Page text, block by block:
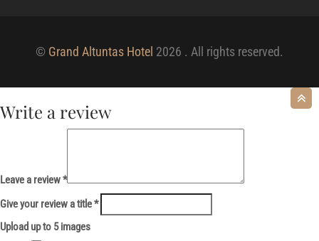
© Grand Altuntas Hotel 2026 . All rights reserved.
Write a review
Leave a review *
Give your review a title *
Upload up to 5 images